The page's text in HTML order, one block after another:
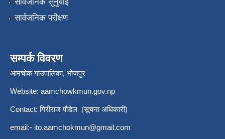
सार्वजनिक परीक्षण
सम्पर्क विवरण
आमचोक गाउपालिका, भोजपुर
Website: aamchowkmun.gov.np
Contact: गिरीराज पौडेल (सूचना अधिकारी)
email:- ito.aamchokmun@gmail.com